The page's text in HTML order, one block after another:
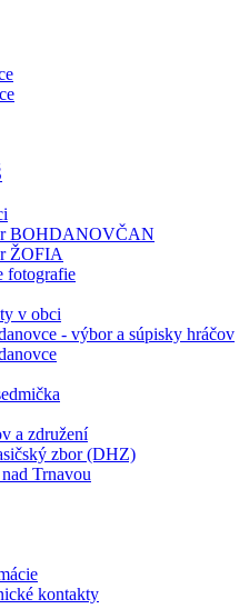
BOHDANOVČAN
ŽOFIA
fotografie
v obci
- výbor a súpisky hráčov
a združení
zbor (DHZ)
Trnavou
kontakty